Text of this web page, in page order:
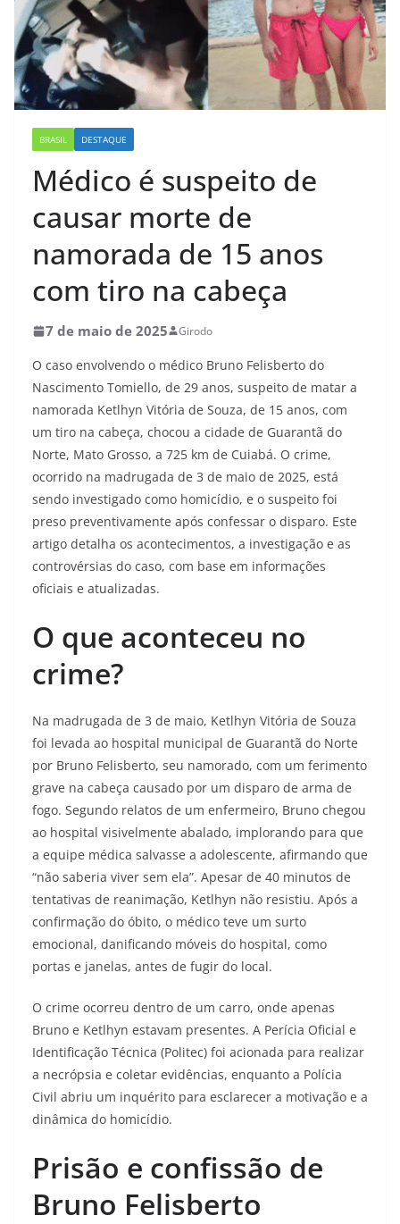
BRASIL DESTAQUE
Médico é suspeito de
causar morte de
namorada de 15 anos
com tiro na cabeça
7 de maio de 2025 Girodo
O caso envolvendo o médico Bruno Felisberto do
Nascimento Tomiello, de 29 anos, suspeito de matar a
namorada Ketlhyn Vitória de Souza, de 15 anos, com
um tiro na cabeça, chocou a cidade de Guarantã do
Norte, Mato Grosso, a 725 km de Cuiabá. O crime,
ocorrido na madrugada de 3 de maio de 2025, está
sendo investigado como homicídio, e o suspeito foi
preso preventivamente após confessar o disparo. Este
artigo detalha os acontecimentos, a investigação e as
controvérsias do caso, com base em informações
oficiais e atualizadas.
O que aconteceu no
crime?
Na madrugada de 3 de maio, Ketlhyn Vitória de Souza
foi levada ao hospital municipal de Guarantã do Norte
por Bruno Felisberto, seu namorado, com um ferimento
grave na cabeça causado por um disparo de arma de
fogo. Segundo relatos de um enfermeiro, Bruno chegou
ao hospital visivelmente abalado, implorando para que
a equipe médica salvasse a adolescente, afirmando que
“não saberia viver sem ela”. Apesar de 40 minutos de
tentativas de reanimação, Ketlhyn não resistiu. Após a
confirmação do óbito, o médico teve um surto
emocional, danificando móveis do hospital, como
portas e janelas, antes de fugir do local.
O crime ocorreu dentro de um carro, onde apenas
Bruno e Ketlhyn estavam presentes. A Perícia Oficial e
Identificação Técnica (Politec) foi acionada para realizar
a necrópsia e coletar evidências, enquanto a Polícia
Civil abriu um inquérito para esclarecer a motivação e a
dinâmica do homicídio.
Prisão e confissão de
Bruno Felisberto